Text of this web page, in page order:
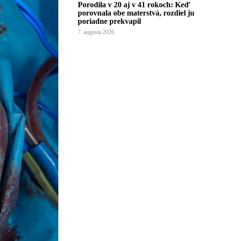
Porodila v 20 aj v 41 rokoch: Keď
porovnala obe materstvá, rozdiel ju
poriadne prekvapil
7. augusta 2026